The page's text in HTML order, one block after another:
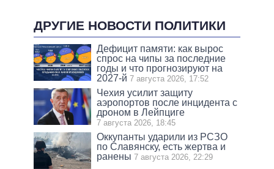
ДРУГИЕ НОВОСТИ ПОЛИТИКИ
Дефицит памяти: как вырос
спрос на чипы за последние
годы и что прогнозируют на
2027-й 7 августа 2026, 17:52
Чехия усилит защиту
аэропортов после инцидента с
дроном в Лейпциге
7 августа 2026, 18:45
Оккупанты ударили из РСЗО
по Славянску, есть жертва и
ранены 7 августа 2026, 22:29